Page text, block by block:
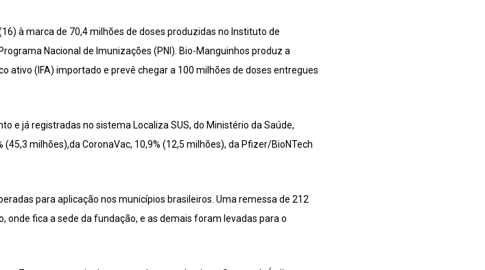
à marca de 70,4 milhões de doses produzidas no Instituto de
Nacional de Imunizações (PNI). Bio-Manguinhos produz a
(IFA) importado e prevê chegar a 100 milhões de doses entregues
e já registradas no sistema Localiza SUS, do Ministério da Saúde,
milhões),da CoronaVac, 10,9% (12,5 milhões), da Pfizer/BioNTech
para aplicação nos municípios brasileiros. Uma remessa de 212
fica a sede da fundação, e as demais foram levadas para o